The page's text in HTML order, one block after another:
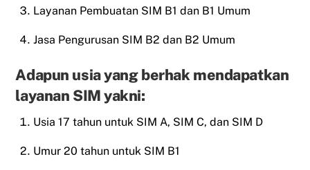
Layanan Pembuatan SIM B1 dan B1 Umum
Jasa Pengurusan SIM B2 dan B2 Umum
Adapun usia yang berhak mendapatkan
layanan SIM yakni:
Usia 17 tahun untuk SIM A, SIM C, dan SIM D
Umur 20 tahun untuk SIM B1